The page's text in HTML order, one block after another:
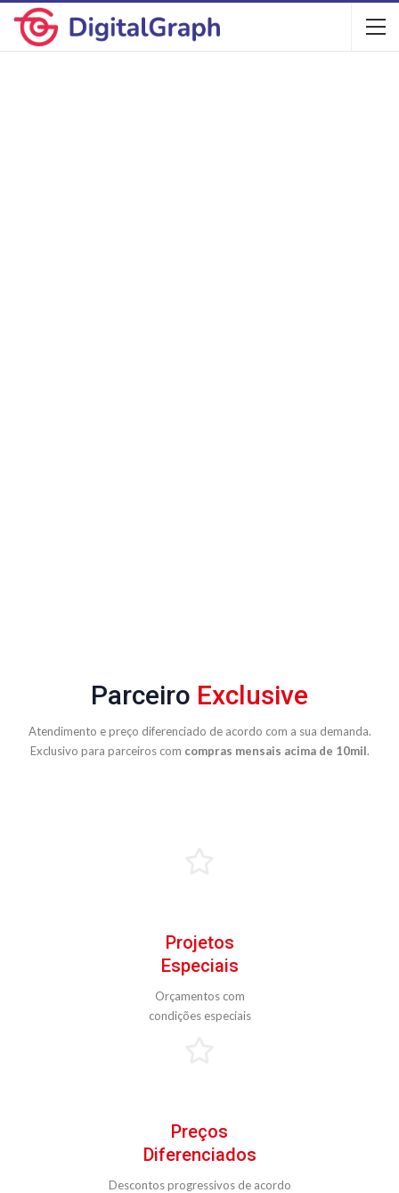
Parceiro Exclusive
Atendimento e preço diferenciado de acordo com a sua demanda.
Exclusivo para parceiros com compras mensais acima de 10mil.
Projetos
Especiais
Orçamentos com
condições especiais
Preços
Diferenciados
Descontos progressivos de acordo